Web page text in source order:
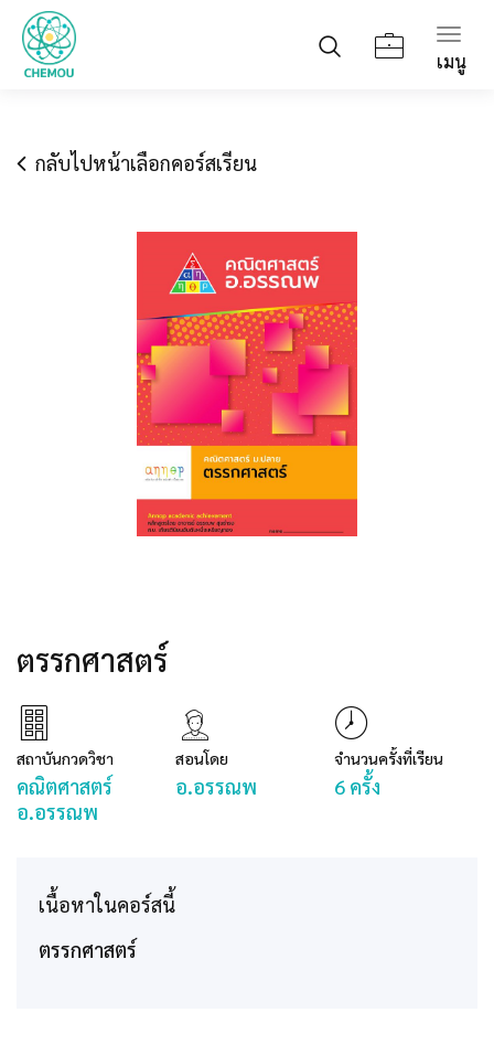
เมนู
กลับไปหน้าเลือกคอร์สเรียน
ตรรกศาสตร์
สถาบันกวดวิชา
คณิตศาสตร์
อ.อรรณพ
สอนโดย
อ.อรรณพ
จำนวนครั้งที่เรียน
6 ครั้ง
เนื้อหาในคอร์สนี้
ตรรกศาสตร์